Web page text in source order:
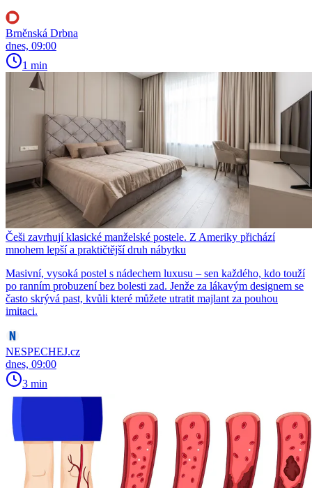
Brněnská Drbna
dnes, 09:00
1 min
Češi zavrhují klasické manželské postele. Z Ameriky přichází
mnohem lepší a praktičtější druh nábytku
Masivní, vysoká postel s nádechem luxusu – sen každého, kdo touží
po ranním probuzení bez bolesti zad. Jenže za lákavým designem se
často skrývá past, kvůli které můžete utratit majlant za pouhou
imitaci.
NESPECHEJ.cz
dnes, 09:00
3 min